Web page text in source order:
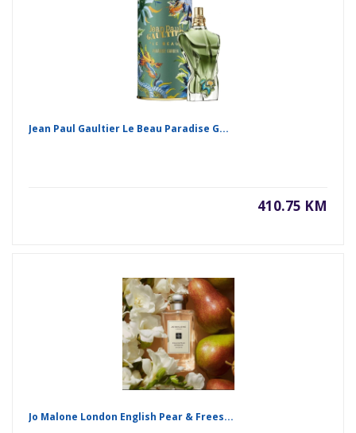
Jean Paul Gaultier Le Beau Paradise G...
410.75 KM
Jo Malone London English Pear & Frees...